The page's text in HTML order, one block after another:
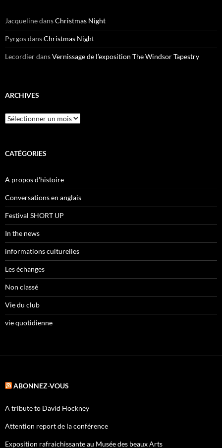
JacquelinedansChristmas Night
PyrgosdansChristmas Night
LecordierdansVernissage de l’exposition The Windsor Tapestry
ARCHIVES
Archives
CATÉGORIES
A propos d'histoire
Conversations en anglais
Festival SHORT UP
In the news
informations culturelles
Les échanges
Non classé
Vie du club
vie quotidienne
ABONNEZ-VOUS
A tribute to David Hockney
Attention report de la conférence
Exposition rafraichissante au Musée des beaux Arts